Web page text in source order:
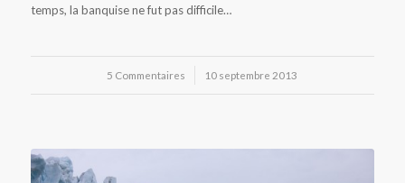
temps, la banquise ne fut pas difficile…
5 Commentaires
/ 10 septembre 2013